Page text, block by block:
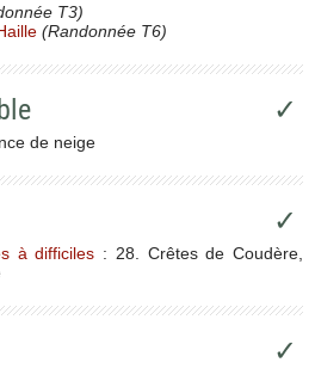
T3)
(Randonnée T6)
✓
de neige
✓
à difficiles : 28. Crêtes de Coudère,
✓